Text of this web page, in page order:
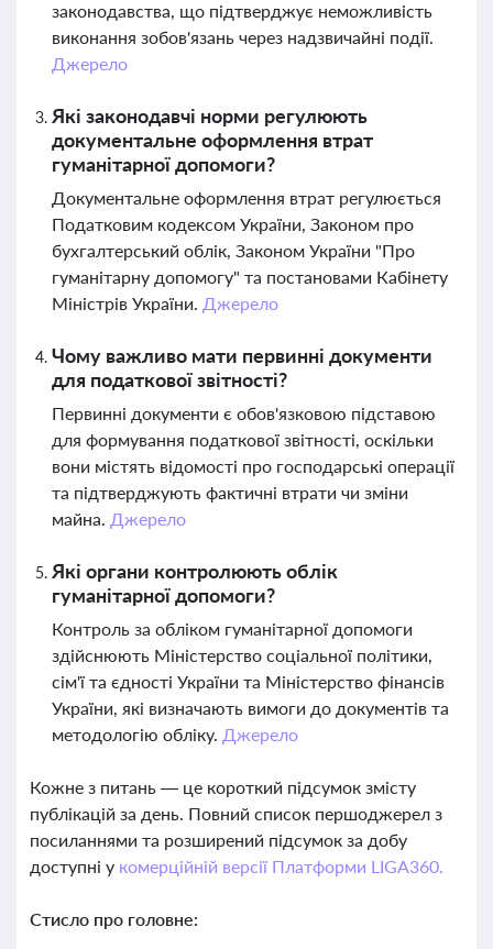
законодавства, що підтверджує неможливість
виконання зобов'язань через надзвичайні події.
Джерело
Які законодавчі норми регулюють
документальне оформлення втрат
гуманітарної допомоги?
Документальне оформлення втрат регулюється
Податковим кодексом України, Законом про
бухгалтерський облік, Законом України "Про
гуманітарну допомогу" та постановами Кабінету
Міністрів України. Джерело
Чому важливо мати первинні документи
для податкової звітності?
Первинні документи є обов'язковою підставою
для формування податкової звітності, оскільки
вони містять відомості про господарські операції
та підтверджують фактичні втрати чи зміни
майна. Джерело
Які органи контролюють облік
гуманітарної допомоги?
Контроль за обліком гуманітарної допомоги
здійснюють Міністерство соціальної політики,
сім'ї та єдності України та Міністерство фінансів
України, які визначають вимоги до документів та
методологію обліку. Джерело
Кожне з питань — це короткий підсумок змісту
публікацій за день. Повний список першоджерел з
посиланнями та розширений підсумок за добу
доступні у комерційній версії Платформи LIGA360.
Стисло про головне: